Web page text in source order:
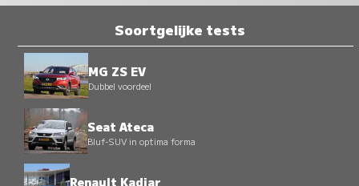
Soortgelijke tests
MG ZS EV
Dubbel voordeel
Seat Ateca
Bluf-SUV in optima forma
Renault Kadjar